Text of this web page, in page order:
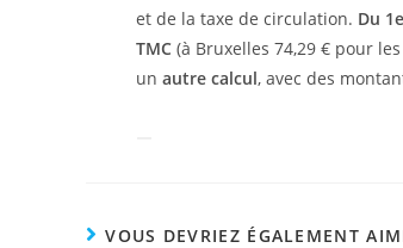
et de la taxe de circulation. Du
TMC(à Bruxelles 74,29 € pour
un autre calcul, avec des
VOUS DEVRIEZ ÉGALEMENT